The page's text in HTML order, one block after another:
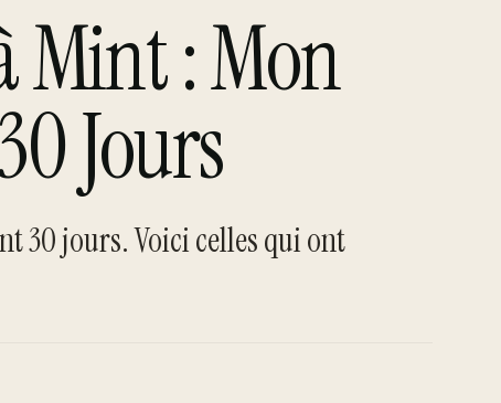
Mint : Mon
Jours
30 jours. Voici celles qui ont